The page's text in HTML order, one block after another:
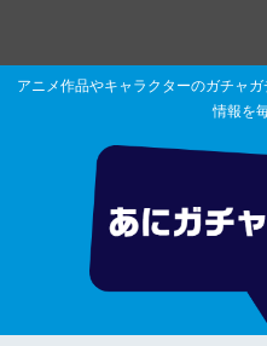
アニメ作品やキャラクターのガチャ
情報を